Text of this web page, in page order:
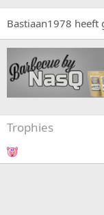
Bastiaan1978 heeft
Trophies